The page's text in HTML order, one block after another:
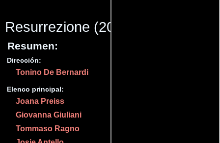
Resurrezione (2019)
Resumen:
Dirección:
Tonino De Bernardi
Elenco principal:
Joana Preiss
Giovanna Giuliani
Tommaso Ragno